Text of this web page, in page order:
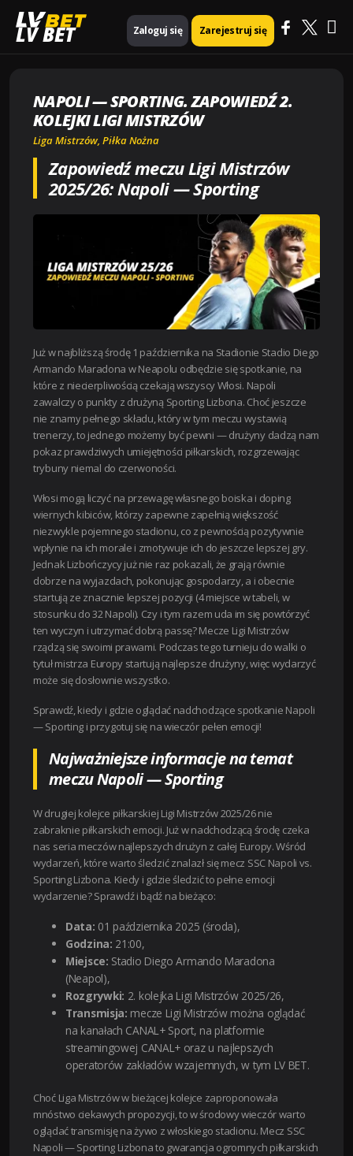
LV BET Zaloguj się Zarejestruj się
Strona główna
Piłka nożna
Napoli — Sporting. Zapowiedź 2. kolejki Ligi Mistrzów
NAPOLI — SPORTING. ZAPOWIEDŹ 2.
KOLEJKI LIGI MISTRZÓW
Liga Mistrzów, Piłka Nożna
Zapowiedź meczu Ligi Mistrzów
2025/26: Napoli — Sporting
Już w najbliższą środę 1 października na Stadionie Stadio Diego
Armando Maradona w Neapolu odbędzie się spotkanie, na
które z niecierpliwością czekają wszyscy Włosi. Napoli
zawalczy o punkty z drużyną Sporting Lizbona. Choć jeszcze
nie znamy pełnego składu, który w tym meczu wystawią
trenerzy, to jednego możemy być pewni — drużyny dadzą nam
pokaz prawdziwych umiejętności piłkarskich, rozgrzewając
trybuny niemal do czerwoności.
Włosi mogą liczyć na przewagę własnego boiska i doping
wiernych kibiców, którzy zapewne zapełnią większość
niezwykle pojemnego stadionu, co z pewnością pozytywnie
wpłynie na ich morale i zmotywuje ich do jeszcze lepszej gry.
Jednak Lizbończycy już nie raz pokazali, że grają równie
dobrze na wyjazdach, pokonując gospodarzy, a i obecnie
startują ze znacznie lepszej pozycji (4 miejsce w tabeli, w
stosunku do 32 Napoli). Czy i tym razem uda im się powtórzyć
ten wyczyn i utrzymać dobrą passę? Mecze Ligi Mistrzów
rządzą się swoimi prawami. Podczas tego turnieju do walki o
tytuł mistrza Europy startują najlepsze drużyny, więc wydarzyć
może się dosłownie wszystko.
Sprawdź, kiedy i gdzie oglądać nadchodzące spotkanie Napoli
— Sporting i przygotuj się na wieczór pełen emocji!
Najważniejsze informacje na temat
meczu Napoli — Sporting
W drugiej kolejce piłkarskiej Ligi Mistrzów 2025/26 nie
zabraknie piłkarskich emocji. Już w nadchodzącą środę czeka
nas seria meczów najlepszych drużyn z całej Europy. Wśród
wydarzeń, które warto śledzić znalazł się mecz SSC Napoli vs.
Sporting Lizbona. Kiedy i gdzie śledzić to pełne emocji
wydarzenie? Sprawdź i bądź na bieżąco:
Data: 01 października 2025 (środa),
Godzina: 21:00,
Miejsce: Stadio Diego Armando Maradona
(Neapol),
Rozgrywki: 2. kolejka Ligi Mistrzów 2025/26,
Transmisja: mecze Ligi Mistrzów można oglądać
na kanałach CANAL+ Sport, na platformie
streamingowej CANAL+ oraz u najlepszych
operatorów zakładów wzajemnych, w tym LV BET.
Choć Liga Mistrzów w bieżącej kolejce zaproponowała
mnóstwo ciekawych propozycji, to w środowy wieczór warto
oglądać transmisję na żywo z włoskiego stadionu. Mecz SSC
Napoli — Sporting Lizbona to gwarancja ogromnych piłkarskich